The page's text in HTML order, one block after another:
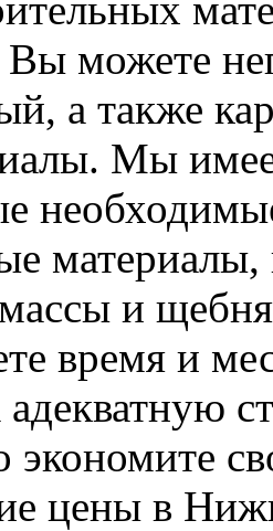
Вы можете
а также
Мы
материалы,
и
время и
адекватную
экономите
цены в